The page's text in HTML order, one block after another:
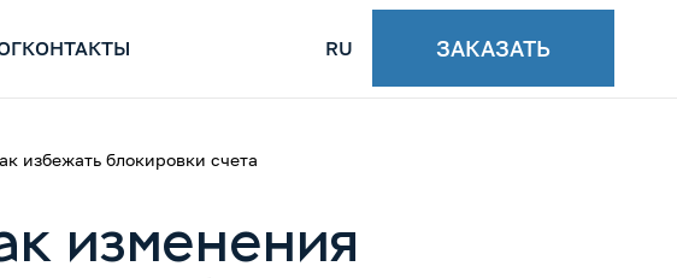
КОНТАКТЫ RU ЗАКАЗАТЬ
избежать блокировки счета
изменения